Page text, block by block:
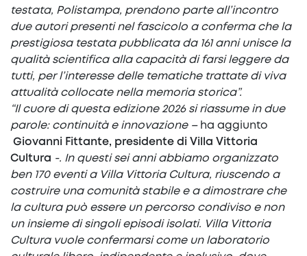
testata, Polistampa, prendono parte all’incontro
due autori presenti nel fascicolo a conferma che la
prestigiosa testata pubblicata da 161 anni unisce la
qualità scientifica alla capacità di farsi leggere da
tutti, per l’interesse delle tematiche trattate di viva
attualità collocate nella memoria storica”.
“Il cuore di questa edizione 2026 si riassume in due
parole: continuità e innovazione – ha aggiunto
Giovanni Fittante, presidente di Villa Vittoria
Cultura -. In questi sei anni abbiamo organizzato
ben 170 eventi a Villa Vittoria Cultura, riuscendo a
costruire una comunità stabile e a dimostrare che
la cultura può essere un percorso condiviso e non
un insieme di singoli episodi isolati. Villa Vittoria
Cultura vuole confermarsi come un laboratorio